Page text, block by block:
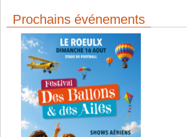
Prochains événements